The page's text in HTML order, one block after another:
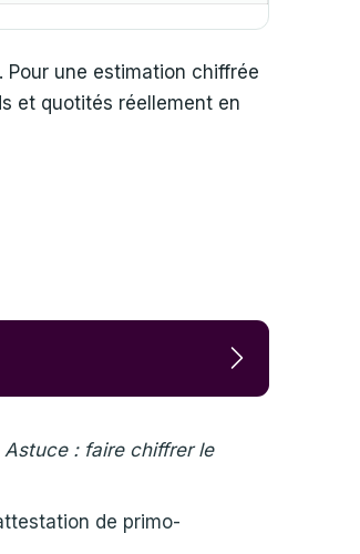
Pour une estimation chiffrée
et quotités réellement en
Astuce : faire chiffrer le
de primo-